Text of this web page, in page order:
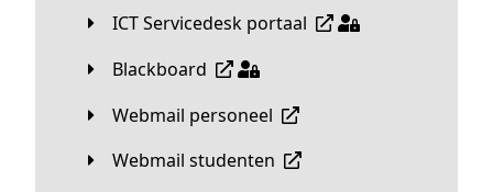
ICT Servicedesk portaal
Blackboard
Webmail personeel
Webmail studenten